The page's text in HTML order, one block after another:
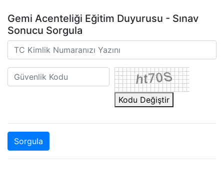
Gemi Acenteliği Eğitim Duyurusu - Sınav
Sonucu Sorgula
Kodu Değiştir
Sorgula